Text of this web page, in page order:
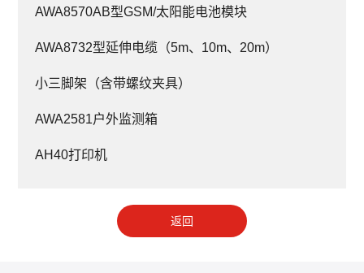
AWA8570AB型GSM/太阳能电池模块
AWA8732型延伸电缆（5m、10m、20m）
小三脚架（含带螺纹夹具）
AWA2581户外监测箱
AH40打印机
返回